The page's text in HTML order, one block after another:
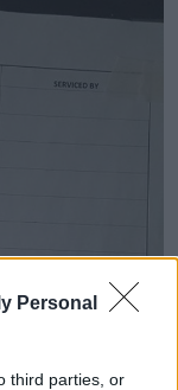
Personal
third parties, or